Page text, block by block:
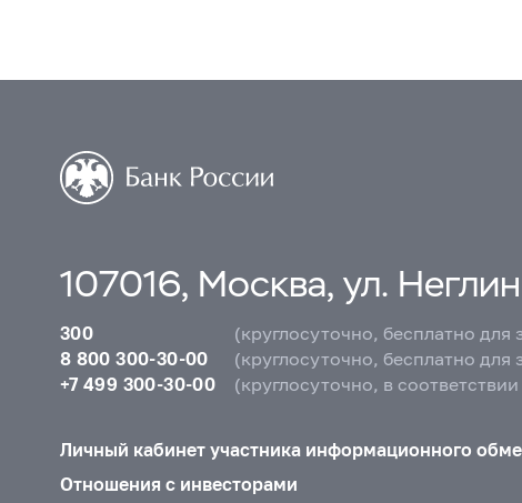
107016, Москва, ул.
300
(круглосуточно, бесплатно
8 800 300-30-00
(круглосуточно, бесплатно
+7 499 300-30-00
(круглосуточно, в
Личный кабинет участника информационного
Отношения с инвесторами